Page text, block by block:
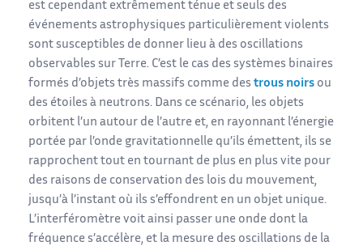
est cependant extrêmement ténue et seuls des
événements astrophysiques particulièrement violents
sont susceptibles de donner lieu à des oscillations
observables sur Terre. C’est le cas des systèmes binaires
formés d’objets très massifs comme des trous noirs ou
des étoiles à neutrons. Dans ce scénario, les objets
orbitent l’un autour de l’autre et, en rayonnant l’énergie
portée par l’onde gravitationnelle qu’ils émettent, ils se
rapprochent tout en tournant de plus en plus vite pour
des raisons de conservation des lois du mouvement,
jusqu’à l’instant où ils s’effondrent en un objet unique.
L’interféromètre voit ainsi passer une onde dont la
fréquence s’accélère, et la mesure des oscillations de la